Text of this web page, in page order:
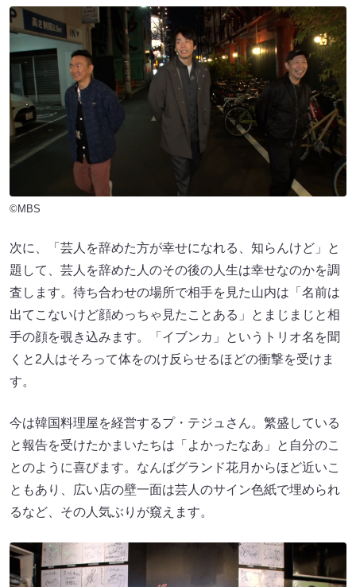
©MBS
次に、「芸人を辞めた方が幸せになれる、知らんけど」と
題して、芸人を辞めた人のその後の人生は幸せなのかを調
査します。待ち合わせの場所で相手を見た山内は「名前は
出てこないけど顔めっちゃ見たことある」とまじまじと相
手の顔を覗き込みます。「イブンカ」というトリオ名を聞
くと2人はそろって体をのけ反らせるほどの衝撃を受けま
す。
今は韓国料理屋を経営するプ・テジュさん。繁盛している
と報告を受けたかまいたちは「よかったなあ」と自分のこ
とのように喜びます。なんばグランド花月からほど近いこ
ともあり、広い店の壁一面は芸人のサイン色紙で埋められ
るなど、その人気ぶりが窺えます。